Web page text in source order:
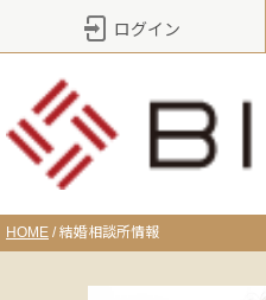
ログイン
HOME /結婚相談所情報